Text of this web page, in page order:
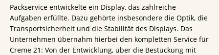
Packservice entwickelte ein Display, das zahlreiche
Aufgaben erfüllte. Dazu gehörte insbesondere die Optik, die
Transportsicherheit und die Stabilität des Displays. Das
Unternehmen übernahm hierbei den kompletten Service für
Creme 21: Von der Entwicklung, über die Bestückung mit